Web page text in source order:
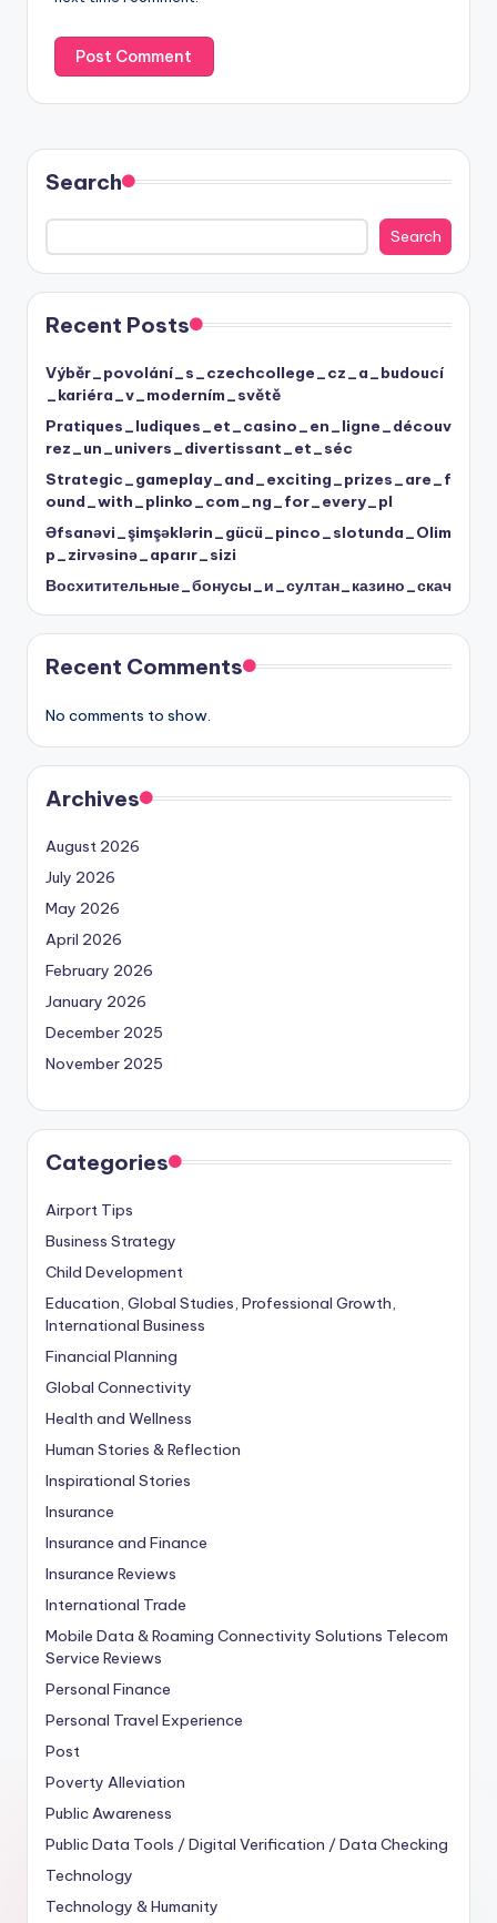
Search
Search
Recent Posts
Výběr_povolání_s_czechcollege_cz_a_budoucí
_kariéra_v_moderním_světě
Pratiques_ludiques_et_casino_en_ligne_découv
rez_un_univers_divertissant_et_séc
Strategic_gameplay_and_exciting_prizes_are_f
ound_with_plinko_com_ng_for_every_pl
Əfsanəvi_şimşəklərin_gücü_pinco_slotunda_Olim
p_zirvəsinə_aparır_sizi
Восхитительные_бонусы_и_султан_казино_скач
Recent Comments
No comments to show.
Archives
August 2026
July 2026
May 2026
April 2026
February 2026
January 2026
December 2025
November 2025
Categories
Airport Tips
Business Strategy
Child Development
Education, Global Studies, Professional Growth,
International Business
Financial Planning
Global Connectivity
Health and Wellness
Human Stories & Reflection
Inspirational Stories
Insurance
Insurance and Finance
Insurance Reviews
International Trade
Mobile Data & Roaming Connectivity Solutions Telecom
Service Reviews
Personal Finance
Personal Travel Experience
Post
Poverty Alleviation
Public Awareness
Public Data Tools / Digital Verification / Data Checking
Technology
Technology & Humanity